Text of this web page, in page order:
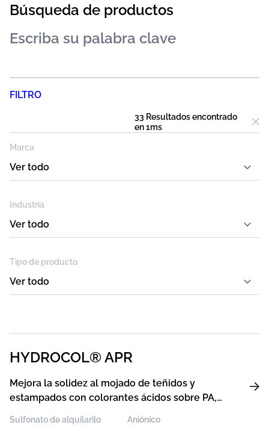
Búsqueda de productos
FILTRO
33 Resultadosencontrado
en1ms
Marca
Industria
Tipo de producto
HYDROCOL® APR
Mejora la solidez al mojado de teñidos y
estampados con colorantes ácidos sobre PA,
Sulfonato de alquilarilo Aniónico